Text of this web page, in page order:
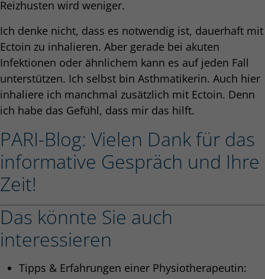
Reizhusten wird weniger.
Ich denke nicht, dass es notwendig ist, dauerhaft mit
Ectoin zu inhalieren. Aber gerade bei akuten
Infektionen oder ähnlichem kann es auf jeden Fall
unterstützen. Ich selbst bin Asthmatikerin. Auch hier
inhaliere ich manchmal zusätzlich mit Ectoin. Denn
ich habe das Gefühl, dass mir das hilft.
PARI-Blog: Vielen Dank für das
informative Gespräch und Ihre
Zeit!
Das könnte Sie auch
interessieren
Tipps & Erfahrungen einer Physiotherapeutin: